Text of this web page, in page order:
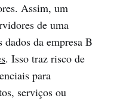
Assim, um
de uma
dados da empresa B
. Isso traz risco de
para
serviços ou